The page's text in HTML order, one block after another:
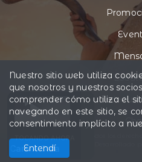
TOCANDO AHORA
Cara A Cara
Pide tu
Nuestro sitio web utiliza
que nosotros y nuestros
comprender cómo utiliza el
navegando en este sitio, se
consentimiento implícito a
Entendí